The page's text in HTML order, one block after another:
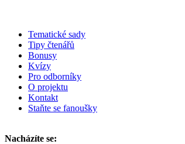
Tematické sady
Tipy čtenářů
Bonusy
Kvízy
Pro odborníky
O projektu
Kontakt
Staňte se fanoušky
Nacházíte se: